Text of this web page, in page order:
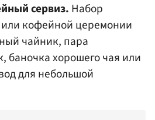
сервиз. Набор
кофейной церемонии
чайник, пара
баночка хорошего чая или
для небольшой